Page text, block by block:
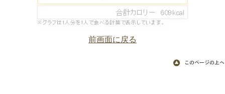
前画面に戻る